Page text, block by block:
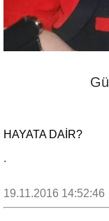
HAYATA DAİR?
.
19.11.2016 14:52:46